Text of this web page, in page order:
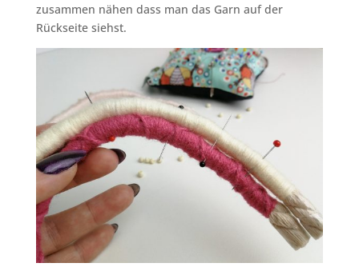
zusammen nähen dass man das Garn auf der
Rückseite siehst.